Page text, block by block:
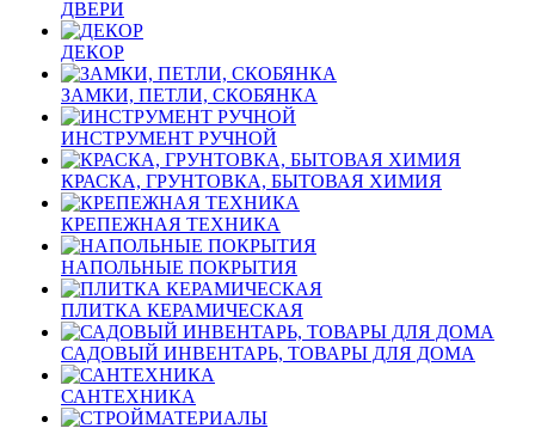
ДВЕРИ
ДЕКОР
ЗАМКИ, ПЕТЛИ, СКОБЯНКА
ИНСТРУМЕНТ РУЧНОЙ
КРАСКА, ГРУНТОВКА, БЫТОВАЯ ХИМИЯ
КРЕПЕЖНАЯ ТЕХНИКА
НАПОЛЬНЫЕ ПОКРЫТИЯ
ПЛИТКА КЕРАМИЧЕСКАЯ
САДОВЫЙ ИНВЕНТАРЬ, ТОВАРЫ ДЛЯ ДОМА
САНТЕХНИКА